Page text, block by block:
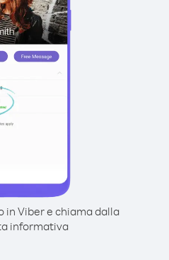
in Viber e chiama dalla
informativa